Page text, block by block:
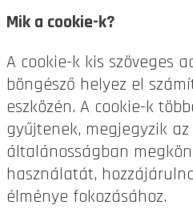
Mik a cookie-k?
A cookie-k kis szöveges
böngésző helyez el
eszközén. A cookie-k
gyűjtenek, megjegyzik
általánosságban
használatát,
élménye fokozásához.